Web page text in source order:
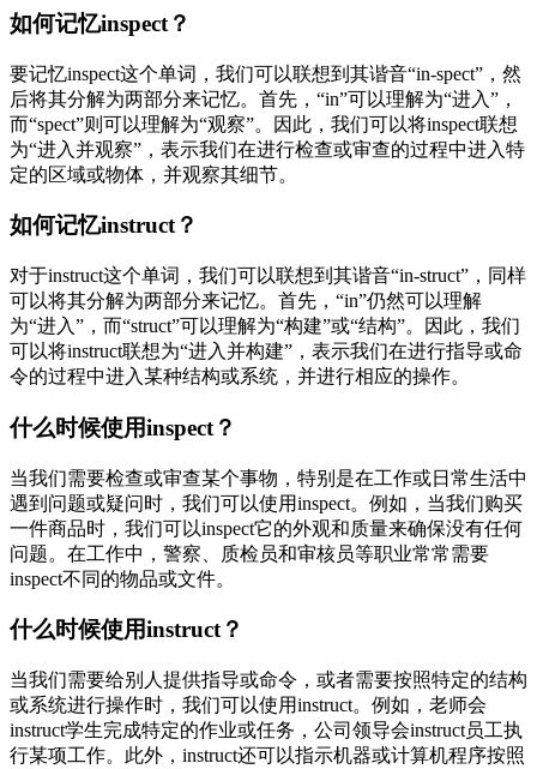
如何记忆inspect？
要记忆inspect这个单词，我们可以联想到其谐音“in-spect”，然
后将其分解为两部分来记忆。首先，“in”可以理解为“进入”，
而“spect”则可以理解为“观察”。因此，我们可以将inspect联想
为“进入并观察”，表示我们在进行检查或审查的过程中进入特
定的区域或物体，并观察其细节。
如何记忆instruct？
对于instruct这个单词，我们可以联想到其谐音“in-struct”，同样
可以将其分解为两部分来记忆。首先，“in”仍然可以理解
为“进入”，而“struct”可以理解为“构建”或“结构”。因此，我们
可以将instruct联想为“进入并构建”，表示我们在进行指导或命
令的过程中进入某种结构或系统，并进行相应的操作。
什么时候使用inspect？
当我们需要检查或审查某个事物，特别是在工作或日常生活中
遇到问题或疑问时，我们可以使用inspect。例如，当我们购买
一件商品时，我们可以inspect它的外观和质量来确保没有任何
问题。在工作中，警察、质检员和审核员等职业常常需要
inspect不同的物品或文件。
什么时候使用instruct？
当我们需要给别人提供指导或命令，或者需要按照特定的结构
或系统进行操作时，我们可以使用instruct。例如，老师会
instruct学生完成特定的作业或任务，公司领导会instruct员工执
行某项工作。此外，instruct还可以指示机器或计算机程序按照